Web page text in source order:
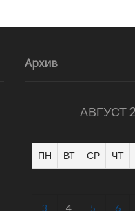
Архив
АВГУСТ
ПН ВТ СР ЧТ
3 4 5 6